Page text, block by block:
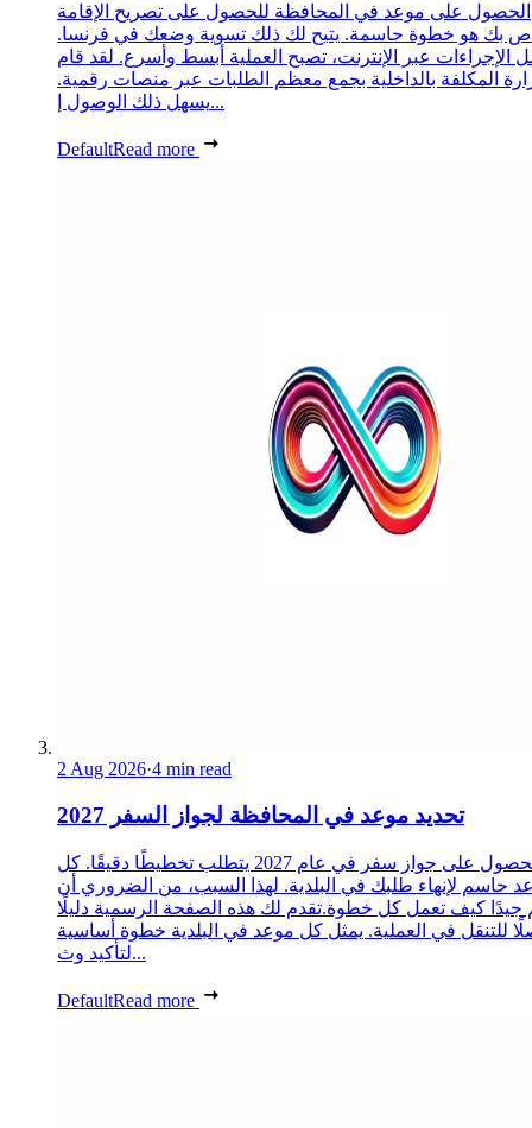
الحصول على موعد في المحافظة للحصول على تصريح الإقامة
بك هو خطوة حاسمة. يتيح لك ذلك تسوية وضعك في فرنسا.
الإجراءات عبر الإنترنت، تصبح العملية أبسط وأسرع. لقد قام
المكلفة بالداخلية بجمع معظم الطلبات عبر منصات رقمية.
يسهل ذلك الوصول إ...
DefaultRead more
2 Aug 2026·4 min read
تحديد موعد في المحافظة لجواز السفر 2027
الحصول على جواز سفر في عام 2027 يتطلب تخطيطًا دقيقًا. كل
حاسم لإنهاء طلبك في البلدية. لهذا السبب، من الضروري أن
جيدًا كيف تعمل كل خطوة.تقدم لك هذه الصفحة الرسمية دليلًا
للتنقل في العملية. يمثل كل موعد في البلدية خطوة أساسية
لتأكيد وث...
DefaultRead more